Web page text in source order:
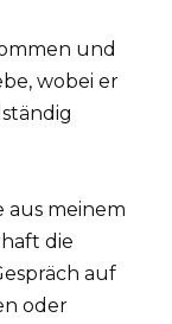
und
wobei er
aus meinem
die
auf
oder